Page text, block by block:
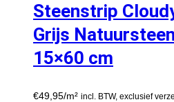
Steenstrip
Grijs
15×60 cm
€49,95/m² incl. BTW, exclusief